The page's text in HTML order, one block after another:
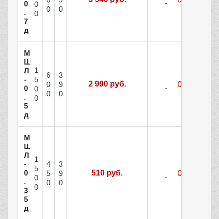
0
.
7
д
0
0
0
0
М
Ш
Л
-
0
.
5
д
1
5
0
0
6
0
0
3
9
0
2 990 руб.
М
Ш
Л
-
0
.
3
5
д
1
5
0
0
4
5
0
3
9
0
510 руб.